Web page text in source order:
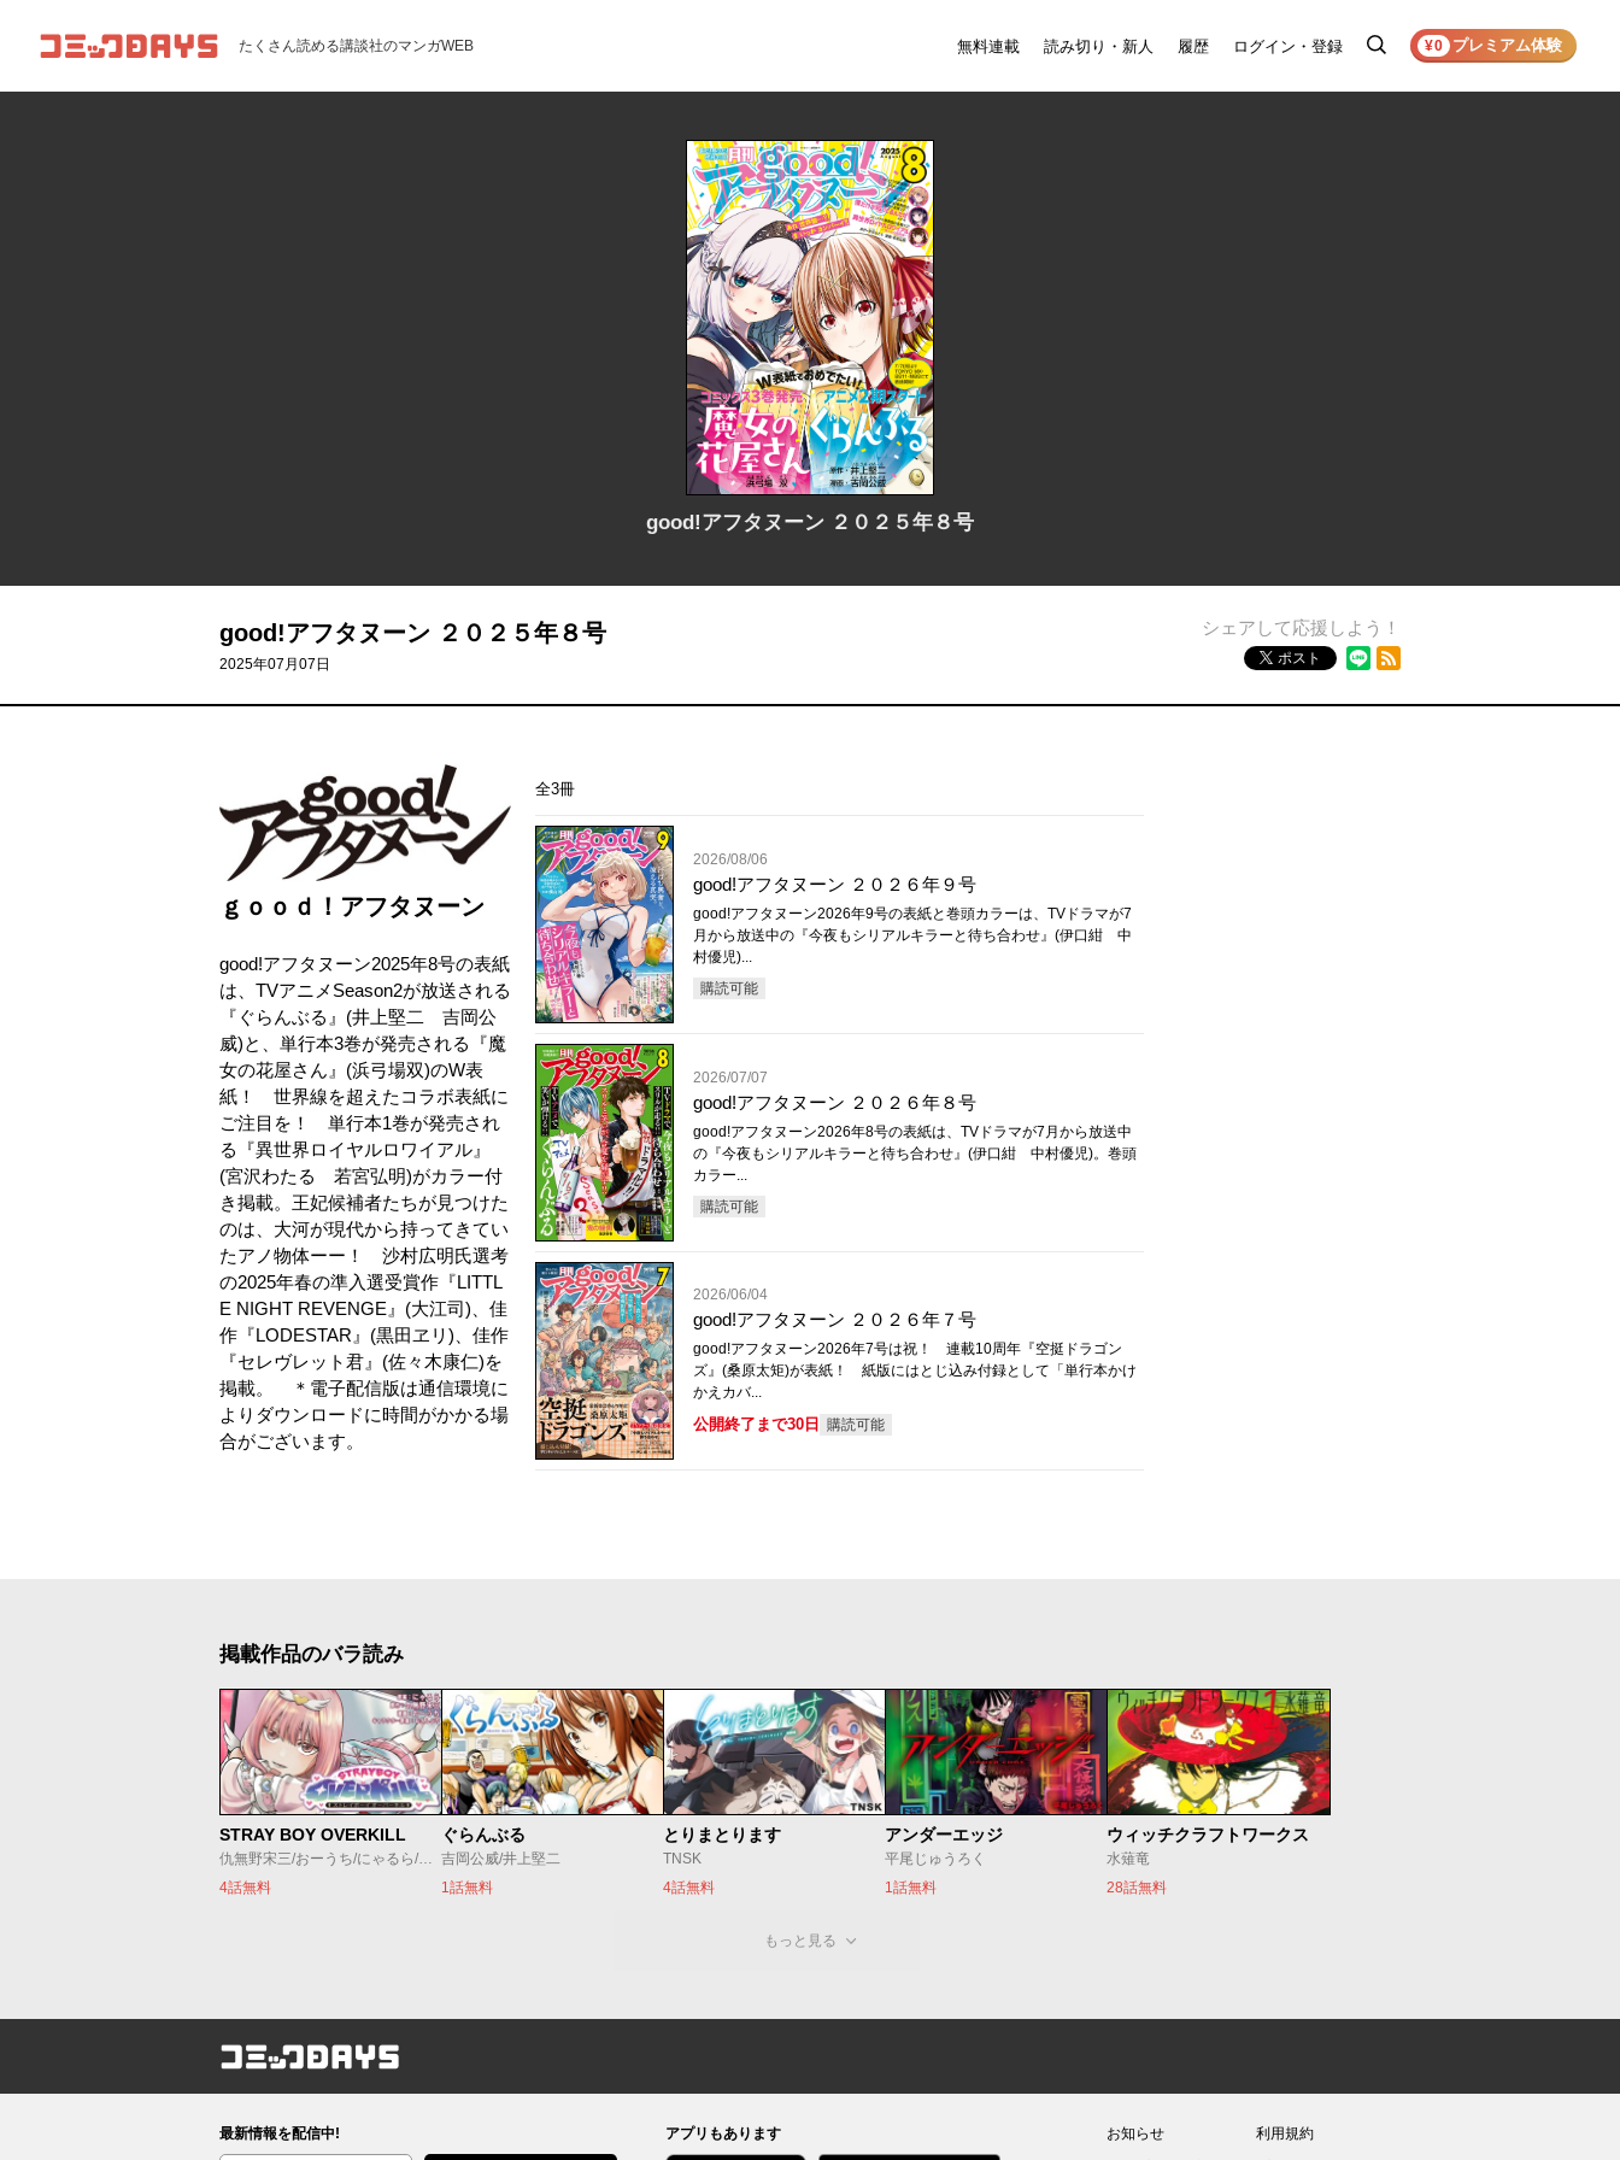
コミックDAYS たくさん読める講談社のマンガWEB 無料連載 読み切り・新人 履歴 ログイン・登録
検
¥0 プレミアム体験
good!アフタヌーン ２０２５年８号
good!アフタヌーン ２０２５年８号
2025年07月07日
シェアして応援しよう！
ポスト
ｇｏｏｄ！アフタヌーン
good!アフタヌーン2025年8号の表紙
は、TVアニメSeason2が放送される
『ぐらんぶる』(井上堅二 吉岡公
威)と、単行本3巻が発売される『魔
女の花屋さん』(浜弓場双)のW表
紙！ 世界線を超えたコラボ表紙に
ご注目を！ 単行本1巻が発売され
る『異世界ロイヤルロワイアル』
(宮沢わたる 若宮弘明)がカラー付
き掲載。王妃候補者たちが見つけた
のは、大河が現代から持ってきてい
たアノ物体ーー！ 沙村広明氏選考
の2025年春の準入選受賞作『LITTL
E NIGHT REVENGE』(大江司)、佳
作『LODESTAR』(黒田ヱリ)、佳作
『セレヴレット君』(佐々木康仁)を
掲載。 ＊電子配信版は通信環境に
よりダウンロードに時間がかかる場
合がございます。
全3冊
2026/08/06
good!アフタヌーン ２０２６年９号
good!アフタヌーン2026年9号の表紙と巻頭カラーは、TVドラマが7
月から放送中の『今夜もシリアルキラーと待ち合わせ』(伊口紺 中
村優児)...
購読可能
2026/07/07
good!アフタヌーン ２０２６年８号
good!アフタヌーン2026年8号の表紙は、TVドラマが7月から放送中
の『今夜もシリアルキラーと待ち合わせ』(伊口紺 中村優児)。巻頭
カラー...
購読可能
2026/06/04
good!アフタヌーン ２０２６年７号
good!アフタヌーン2026年7号は祝！ 連載10周年『空挺ドラゴン
ズ』(桑原太矩)が表紙！ 紙版にはとじ込み付録として「単行本かけ
かえカバ...
公開終了まで30日 購読可能
掲載作品のバラ読み
STRAY BOY OVERKILL
仇無野宋三/おーうち/にゃるら/お久しぶり
4話無料
ぐらんぶる
吉岡公威/井上堅二
1話無料
とりまとります
TNSK
4話無料
アンダーエッジ
平尾じゅうろく
1話無料
ウィッチクラフトワークス
水薙竜
28話無料
もっと見る
コミックDAYS
最新情報を配信中! アプリもあります
お知らせ
利用規約